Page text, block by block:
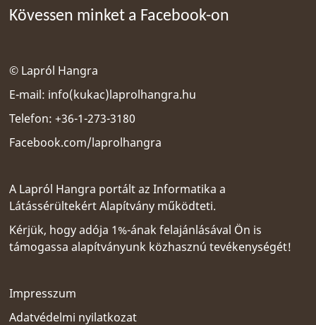
Kövessen minket a Facebook-on
© Lapról Hangra
E-mail: info(kukac)laprolhangra.hu
Telefon: +36-1-273-3180
Facebook.com/laprolhangra
A Lapról Hangra portált azInformatika a
Látássérültekért Alapítvány működteti.
Kérjük, hogy adója 1%-ának felajánlásával Ön is
támogassa alapítványunk közhasznú tevékenységét!
Impresszum
Adatvédelmi nyilatkozat